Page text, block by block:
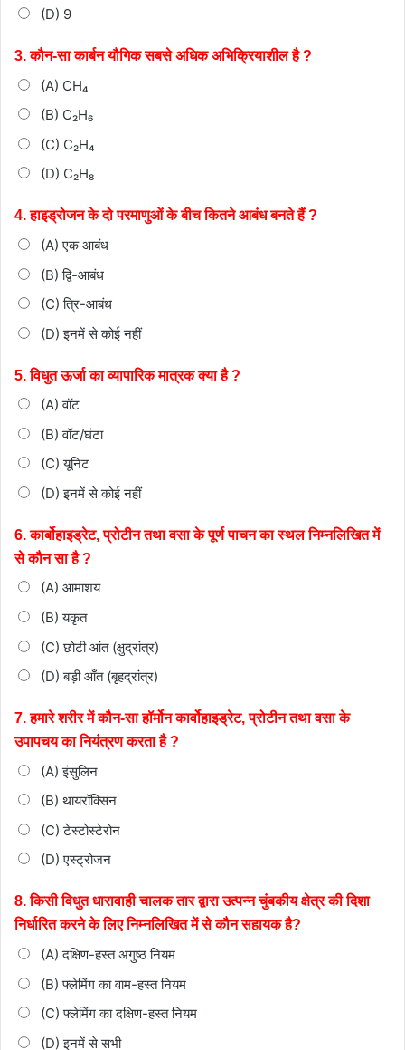
(D) 9
3. कौन-सा कार्बन यौगिक सबसे अधिक अभिक्रियाशील है ?
(A) CH₄
(B) C₂H₆
(C) C₂H₄
(D) C₂H₈
4. हाइड्रोजन के दो परमाणुओं के बीच कितने आबंध बनते हैं ?
(A) एक आबंध
(B) द्वि-आबंध
(C) त्रि-आबंध
(D) इनमें से कोई नहीं
5. विधुत ऊर्जा का व्यापारिक मात्रक क्या है ?
(A) वॉट
(B) वॉट/घंटा
(C) यूनिट
(D) इनमें से कोई नहीं
6. कार्बोहाइड्रेट, प्रोटीन तथा वसा के पूर्ण पाचन का स्थल निम्नलिखितमें
से कौन सा है ?
(A) आमाशय
(B) यकृत
(C) छोटी आंत (क्षुद्रांत्र)
(D) बड़ी आँत (बृहद्रांत्र)
7. हमारे शरीर में कौन-सा हॉर्मोन कार्वोहाइड्रेट, प्रोटीन तथा वसा के
उपापचय का नियंत्रण करता है ?
(A) इंसुलिन
(B) थायरॉक्सिन
(C) टेस्टोस्टेरोन
(D) एस्ट्रोजन
8. किसी विधुत धारावाही चालक तार द्वारा उत्पन्न चुंबकीय क्षेत्र कीदिशा
निर्धारित करने के लिए निम्नलिखित में से कौन सहायक है?
(A) दक्षिण-हस्त अंगुष्ठ नियम
(B) फ्लेमिंग का वाम-हस्त नियम
(C) फ्लेमिंग का दक्षिण-हस्त नियम
(D) इनमें से सभी